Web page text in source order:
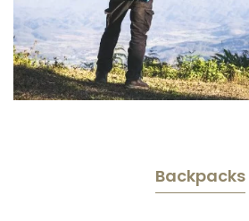
Backpacks